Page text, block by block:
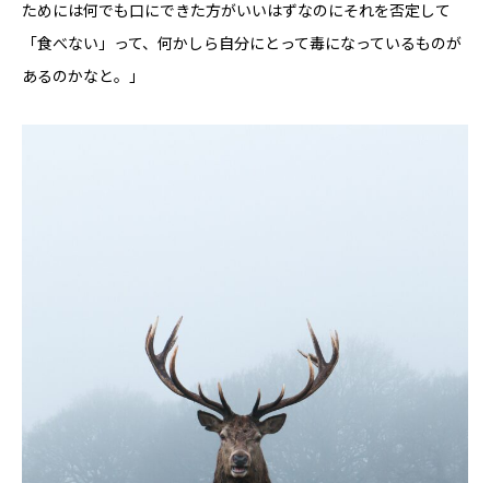
ためには何でも口にできた方がいいはずなのにそれを否定して
「食べない」って、何かしら自分にとって毒になっているものが
あるのかなと。」